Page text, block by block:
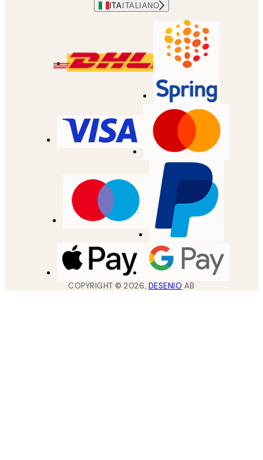
ITA ITALIANO
COPYRIGHT ©2026, DESENIO AB